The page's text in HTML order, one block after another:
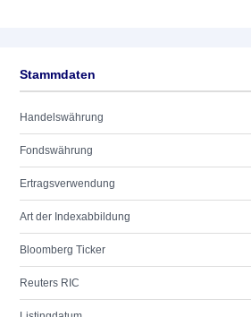
Stammdaten
Handelswährung
Fondswährung
Ertragsverwendung
Art der Indexabbildung
Bloomberg Ticker
Reuters RIC